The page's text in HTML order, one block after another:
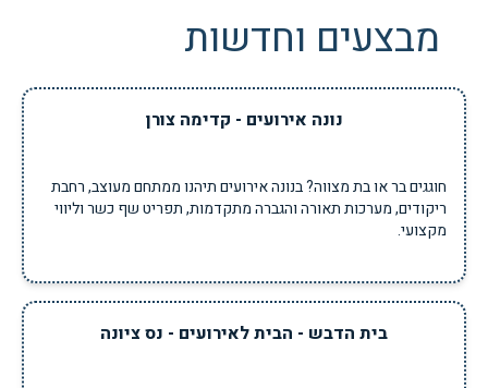
מבצעים וחדשות
נונה אירועים - קדימה צורן
חוגגים בר או בת מצווה? בנונה אירועים תיהנו ממתחם מעוצב, רחבת
ריקודים, מערכות תאורה והגברה מתקדמות, תפריט שף כשר וליווי
מקצועי.
בית הדבש - הבית לאירועים - נס ציונה